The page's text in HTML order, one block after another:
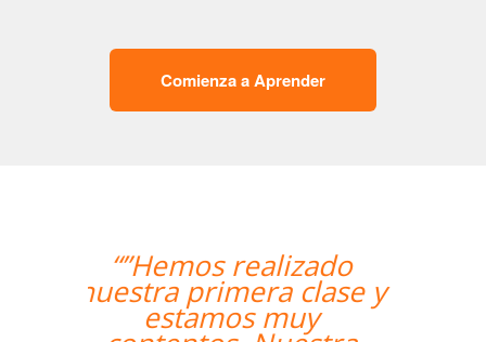
Comienza a Aprender
“”Me han encontrado
un profesor nativo y
pude disfrutar de mis